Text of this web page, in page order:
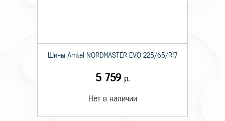
Шины Amtel NORDMASTER EVO 225/65/R17
5 759р.
Нет в наличии